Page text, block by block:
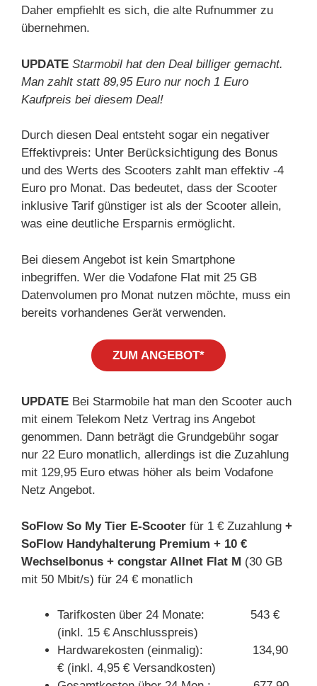
Daher empfiehlt es sich, die alte Rufnummer zu
übernehmen.
UPDATE Starmobil hat den Deal billiger gemacht.
Man zahlt statt 89,95 Euro nur noch 1 Euro
Kaufpreis bei diesem Deal!
Durch diesen Deal entsteht sogar ein negativer
Effektivpreis: Unter Berücksichtigung des Bonus
und des Werts des Scooters zahlt man effektiv -4
Euro pro Monat. Das bedeutet, dass der Scooter
inklusive Tarif günstiger ist als der Scooter allein,
was eine deutliche Ersparnis ermöglicht.
Bei diesem Angebot ist kein Smartphone
inbegriffen. Wer die Vodafone Flat mit 25 GB
Datenvolumen pro Monat nutzen möchte, muss ein
bereits vorhandenes Gerät verwenden.
ZUM ANGEBOT*
UPDATE Bei Starmobile hat man den Scooter auch
mit einem Telekom Netz Vertrag ins Angebot
genommen. Dann beträgt die Grundgebühr sogar
nur 22 Euro monatlich, allerdings ist die Zuzahlung
mit 129,95 Euro etwas höher als beim Vodafone
Netz Angebot.
SoFlow So My Tier E-Scooter für 1 € Zuzahlung +
SoFlow Handyhalterung Premium + 10 €
Wechselbonus + congstar Allnet Flat M (30 GB
mit 50 Mbit/s) für 24 € monatlich
Tarifkosten über 24 Monate: 543 €
(inkl. 15 € Anschlusspreis)
Hardwarekosten (einmalig): 134,90
€ (inkl. 4,95 € Versandkosten)